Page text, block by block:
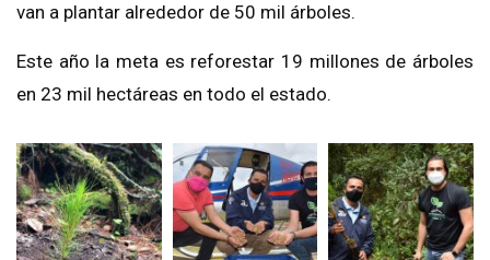
van a plantar alrededor de 50 mil árboles.
Este año la meta es reforestar 19 millones de árboles
en 23 mil hectáreas en todo el estado.